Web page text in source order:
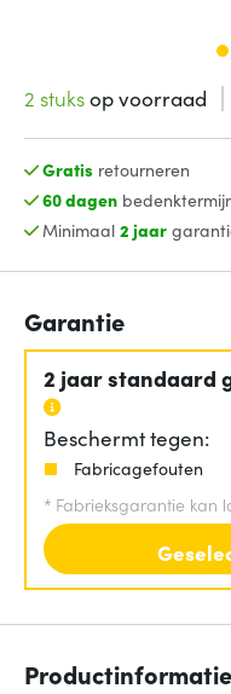
2 stuksop voorraad
Gratis retourneren
60 dagen
Minimaal 2 jaar
Garantie
2 jaar standaard
Beschermt tegen:
Fabricagefouten
* Fabrieksgarantie kan
Productinformatie